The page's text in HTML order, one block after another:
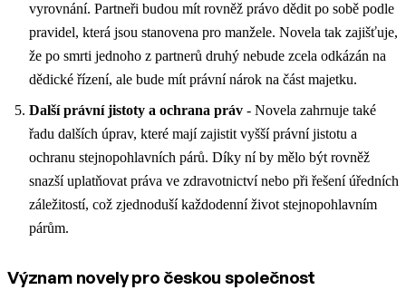
vyrovnání. Partneři budou mít rovněž právo dědit po sobě podle
pravidel, která jsou stanovena pro manžele. Novela tak zajišťuje,
že po smrti jednoho z partnerů druhý nebude zcela odkázán na
dědické řízení, ale bude mít právní nárok na část majetku.
Další právní jistoty a ochrana práv - Novela zahrnuje také
řadu dalších úprav, které mají zajistit vyšší právní jistotu a
ochranu stejnopohlavních párů. Díky ní by mělo být rovněž
snazší uplatňovat práva ve zdravotnictví nebo při řešení úředních
záležitostí, což zjednoduší každodenní život stejnopohlavním
párům.
Význam novely pro českou společnost